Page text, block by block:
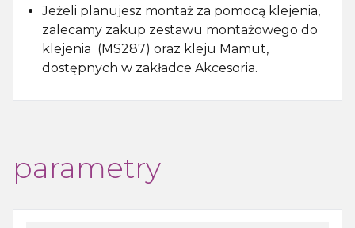
Jeżeli planujesz montaż za pomocą klejenia,
zalecamy zakup zestawu montażowego do
klejenia (MS287) oraz kleju Mamut,
dostępnych w zakładce Akcesoria.
parametry